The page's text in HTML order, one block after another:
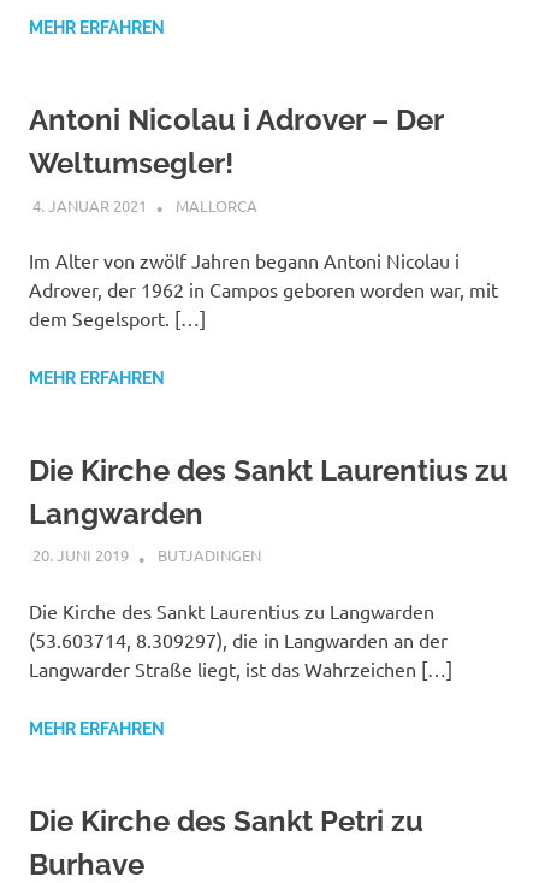
MEHR ERFAHREN
Antoni Nicolau i Adrover – Der
Weltumsegler!
4. JANUAR 2021 MAILBOX59846
MALLORCA
Im Alter von zwölf Jahren begann Antoni Nicolau i
Adrover, der 1962 in Campos geboren worden war, mit
dem Segelsport. […]
MEHR ERFAHREN
Die Kirche des Sankt Laurentius zu
Langwarden
20. JUNI 2019 MAILBOX59846
BUTJADINGEN
Die Kirche des Sankt Laurentius zu Langwarden
(53.603714, 8.309297), die in Langwarden an der
Langwarder Straße liegt, ist das Wahrzeichen […]
MEHR ERFAHREN
Die Kirche des Sankt Petri zu
Burhave